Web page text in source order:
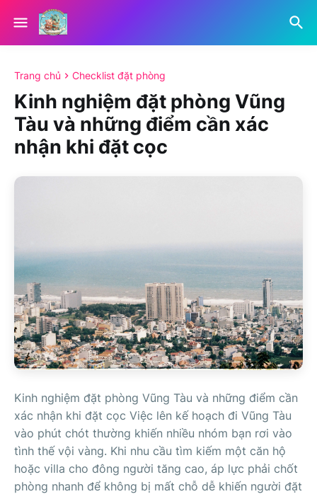
Trang chủ Checklist đặt phòng
Kinh nghiệm đặt phòng Vũng
Tàu và những điểm cần xác
nhận khi đặt cọc
Kinh nghiệm đặt phòng Vũng Tàu và những điểm cần
xác nhận khi đặt cọc Việc lên kế hoạch đi Vũng Tàu
vào phút chót thường khiến nhiều nhóm bạn rơi vào
tình thế vội vàng. Khi nhu cầu tìm kiếm một căn hộ
hoặc villa cho đông người tăng cao, áp lực phải chốt
phòng nhanh để không bị mất chỗ dễ khiến người đặt